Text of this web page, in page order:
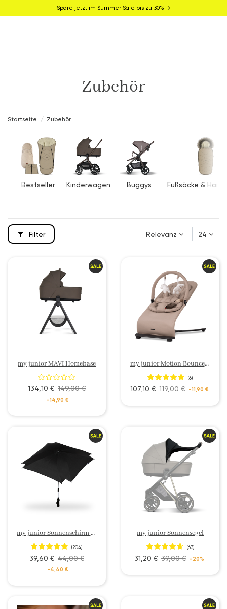
Spare jetzt im Summer Sale bis zu 30% →
Zubehör
Startseite Zubehör
Bestseller Kinderwagen Buggys Fußsäcke &
Filter Relevanz 24
my junior MAVI Homebase
134,10 € 149,00 €
-14,90 €
my junior Motion Bouncer Babywippe
(6)
107,10 € 119,00 € -11,90 €
my junior Sonnenschirm UV50+ My Shadow
(204)
39,60 € 44,00 €
-4,40 €
my junior Sonnensegel
(63)
31,20 € 39,00 € -20%